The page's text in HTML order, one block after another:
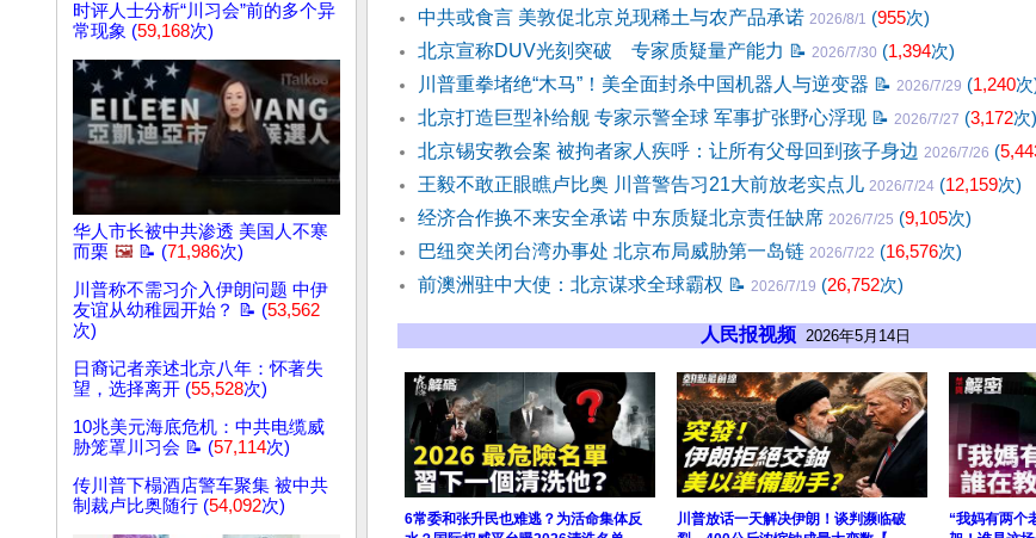
时评人士分析“川习会”前的多个异
常现象 (59,168次)
华人市长被中共渗透 美国人不寒
而栗 🖼️ 📝 (71,986次)
川普称不需习介入伊朗问题 中伊
友谊从幼稚园开始？ 📝 (53,562
次)
日裔记者亲述北京八年：怀著失
望，选择离开 (55,528次)
10兆美元海底危机：中共电缆威
胁笼罩川习会 📝 (57,114次)
传川普下榻酒店警车聚集 被中共
制裁卢比奥随行 (54,092次)
中共或食言 美敦促北京兑现稀土与农产品承诺 2026/8/1 (955次)
北京宣称DUV光刻突破 专家质疑量产能力 📝 2026/7/30 (1,394次)
川普重拳堵绝“木马”！美全面封杀中国机器人与逆变器 📝 2026/7/29 (1,240
北京打造巨型补给舰 专家示警全球 军事扩张野心浮现 📝 2026/7/27 (3,172次)
北京锡安教会案 被拘者家人疾呼：让所有父母回到孩子身边 2026/7/26 (
王毅不敢正眼瞧卢比奥 川普警告习21大前放老实点儿 2026/7/24 (12,159次)
经济合作换不来安全承诺 中东质疑北京责任缺席 2026/7/25 (9,105次)
巴纽突关闭台湾办事处 北京布局威胁第一岛链 2026/7/22 (16,576次)
前澳洲驻中大使：北京谋求全球霸权 📝 2026/7/19 (26,752次)
人民报视频 2026年5月14日
6常委和张升民也难逃？为活命集体反
川普放话一天解决伊朗！谈判濒临破
“我妈有两个